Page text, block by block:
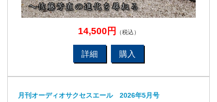
14,500円 （税込）
詳細 購入
月刊オーディオサクセスエール 2026年5月号